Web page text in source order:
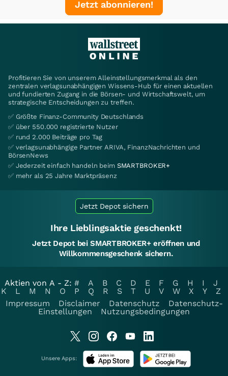
Jetzt abonnieren!
Profitieren Sie von unserem Alleinstellungsmerkmal als den
zentralen verlagsunabhängigen Wissens-Hub für einen aktuellen
und fundierten Zugang in die Börsen- und Wirtschaftswelt, um
strategische Entscheidungen zu treffen.
✅ Größte Finanz-Community Deutschlands
✅ über 550.000 registrierte Nutzer
✅ rund 2.000 Beiträge pro Tag
✅ verlagsunabhängige Partner ARIVA, FinanzNachrichten und
BörsenNews
✅ Jederzeit einfach handeln beim SMARTBROKER+
✅ mehr als 25 Jahre Marktpräsenz
Jetzt Depot sichern
Ihre Lieblingsaktie geschenkt!
Jetzt Depot bei SMARTBROKER+ eröffnen und
Willkommensgeschenk sichern.
Aktien von A - Z: # A B C D E F G H I
J
K
L M N O P Q R S T U V W X Y
Z
Impressum
Disclaimer Datenschutz
Datenschutz-
Einstellungen
Nutzungsbedingungen
Unsere Apps: